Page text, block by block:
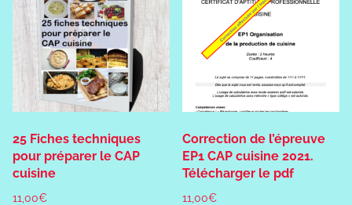
25 Fiches techniques
pour préparer le CAP
cuisine
11,00€
Correction de l’épreuve
EP1 CAP cuisine 2021.
Télécharger le pdf
11,00€